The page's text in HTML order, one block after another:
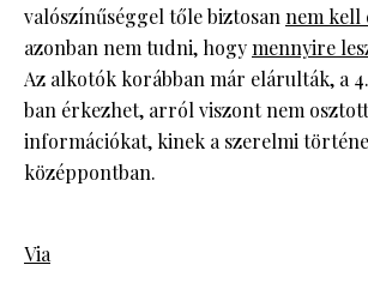
valószínűséggel tőle biztosannem kell
azonban nem tudni, hogymennyire
Az alkotók korábban már elárulták, a
ban érkezhet, arról viszont nem
információkat, kinek a szerelmi
középpontban.
Via